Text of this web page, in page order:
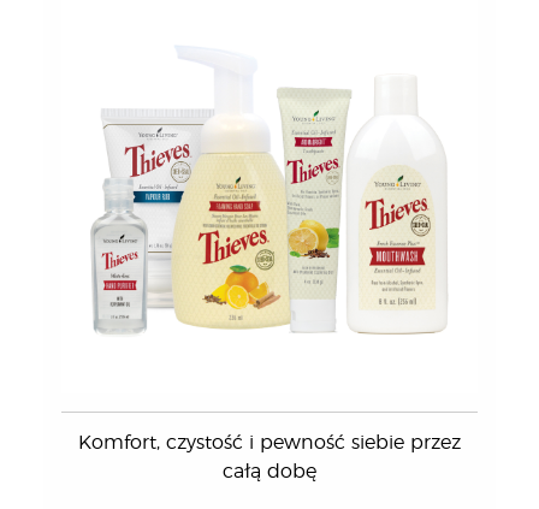
Komfort, czystość i pewność siebie przez
całą dobę